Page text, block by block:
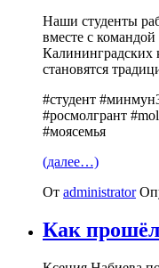
Наши студенты
вместе с
Калининградских
становятся
#студент
#росмолгрант
#моясемья
(далее…)
От administrator
Как